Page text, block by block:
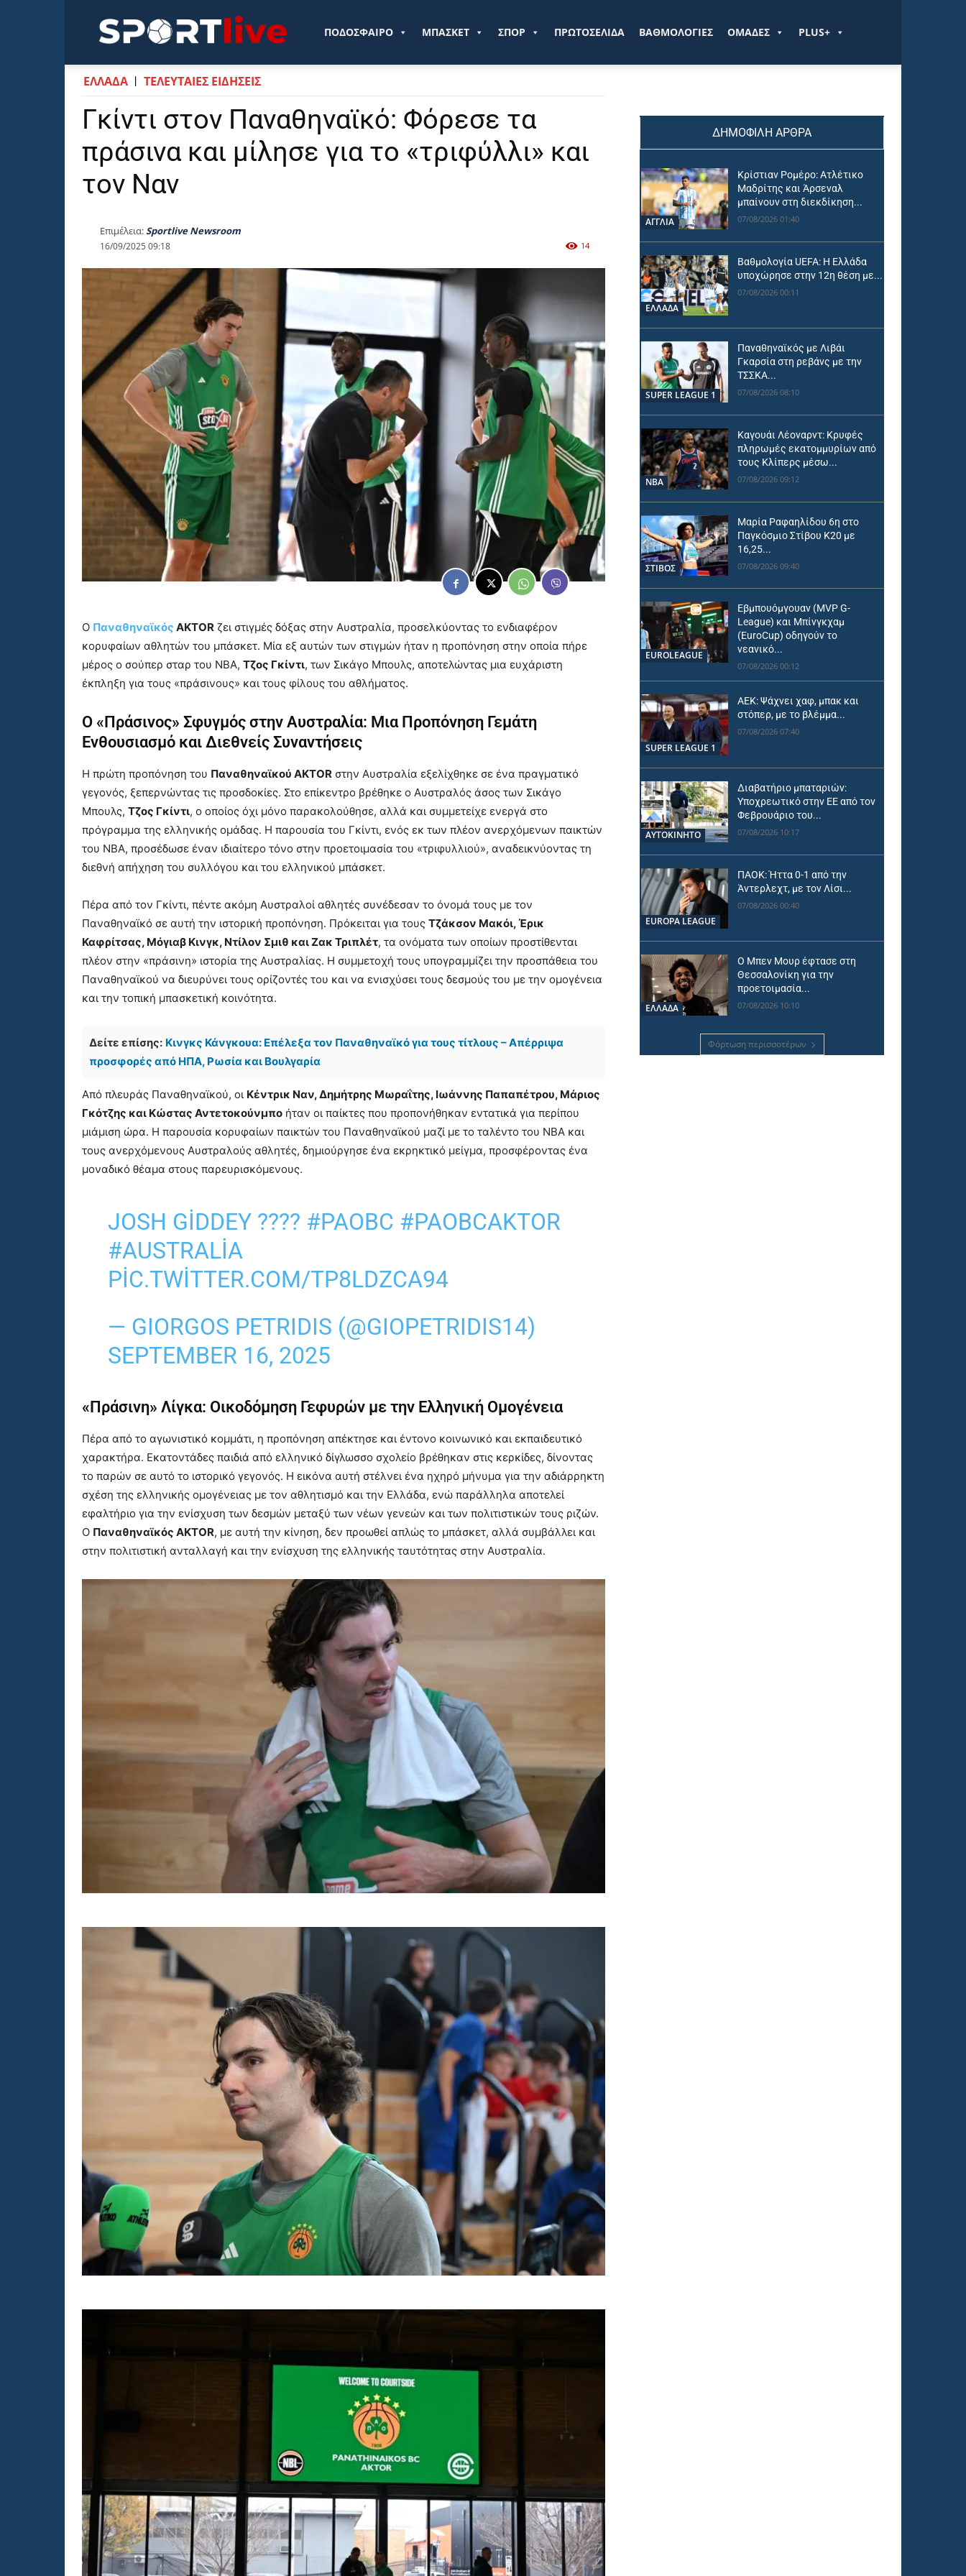
Sportlive.grΠΟΔΟΣΦΑΙΡΟ ΜΠΑΣΚΕΤ ΣΠΟΡ ΠΡΩΤΟΣΕΛΙΔΑ ΒΑΘΜΟΛΟΓΙΕΣ ΟΜΑΔΕΣ PLUS+
ΕΛΛΑΔΑ ΤΕΛΕΥΤΑΙΕΣ ΕΙΔΗΣΕΙΣ
Γκίντι στον Παναθηναϊκό: Φόρεσε τα
πράσινα και μίλησε για το «τριφύλλι» και
τον Ναν
Επιμέλεια:Sportlive Newsroom
16/09/2025 09:18 14
Ο Παναθηναϊκός AKTOR ζει στιγμές δόξας στην Αυστραλία, προσελκύοντας το ενδιαφέρον
κορυφαίων αθλητών του μπάσκετ. Μία εξ αυτών των στιγμών ήταν η προπόνηση στην οποία πήρε
μέρος ο σούπερ σταρ του NBA, Τζος Γκίντι, των Σικάγο Μπουλς, αποτελώντας μια ευχάριστη
έκπληξη για τους «πράσινους» και τους φίλους του αθλήματος.
Ο «Πράσινος» Σφυγμός στην Αυστραλία: Μια Προπόνηση Γεμάτη
Ενθουσιασμό και Διεθνείς Συναντήσεις
Η πρώτη προπόνηση του Παναθηναϊκού AKTOR στην Αυστραλία εξελίχθηκε σε ένα πραγματικό
γεγονός, ξεπερνώντας τις προσδοκίες. Στο επίκεντρο βρέθηκε ο Αυστραλός άσος των Σικάγο
Μπουλς, Τζος Γκίντι, ο οποίος όχι μόνο παρακολούθησε, αλλά και συμμετείχε ενεργά στο
πρόγραμμα της ελληνικής ομάδας. Η παρουσία του Γκίντι, ενός εκ των πλέον ανερχόμενων παικτών
του NBA, προσέδωσε έναν ιδιαίτερο τόνο στην προετοιμασία του «τριφυλλιού», αναδεικνύοντας τη
διεθνή απήχηση του συλλόγου και του ελληνικού μπάσκετ.
Πέρα από τον Γκίντι, πέντε ακόμη Αυστραλοί αθλητές συνέδεσαν το όνομά τους με τον
Παναθηναϊκό σε αυτή την ιστορική προπόνηση. Πρόκειται για τους Τζάκσον Μακόι, Έρικ
Καφρίτσας, Μόγιαβ Κινγκ, Ντίλον Σμιθ και Ζακ Τριπλέτ, τα ονόματα των οποίων προστίθενται
πλέον στην «πράσινη» ιστορία της Αυστραλίας. Η συμμετοχή τους υπογραμμίζει την προσπάθεια του
Παναθηναϊκού να διευρύνει τους ορίζοντές του και να ενισχύσει τους δεσμούς του με την ομογένεια
και την τοπική μπασκετική κοινότητα.
Δείτε επίσης: Κινγκς Κάνγκουα: Επέλεξα τον Παναθηναϊκό για τους τίτλους – Απέρριψα
προσφορές από ΗΠΑ, Ρωσία και Βουλγαρία
Από πλευράς Παναθηναϊκού, οι Κέντρικ Ναν, Δημήτρης Μωραΐτης, Ιωάννης Παπαπέτρου, Μάριος
Γκότζης και Κώστας Αντετοκούνμπο ήταν οι παίκτες που προπονήθηκαν εντατικά για περίπου
μιάμιση ώρα. Η παρουσία κορυφαίων παικτών του Παναθηναϊκού μαζί με το ταλέντο του NBA και
τους ανερχόμενους Αυστραλούς αθλητές, δημιούργησε ένα εκρηκτικό μείγμα, προσφέροντας ένα
μοναδικό θέαμα στους παρευρισκόμενους.
JOSH GIDDEY ???? #PAOBC #PAOBCAKTOR
#AUSTRALIA
PIC.TWITTER.COM/TP8LDZCA94
— GIORGOS PETRIDIS (@GIOPETRIDIS14)
SEPTEMBER 16, 2025
«Πράσινη» Λίγκα: Οικοδόμηση Γεφυρών με την Ελληνική Ομογένεια
Πέρα από το αγωνιστικό κομμάτι, η προπόνηση απέκτησε και έντονο κοινωνικό και εκπαιδευτικό
χαρακτήρα. Εκατοντάδες παιδιά από ελληνικό δίγλωσσο σχολείο βρέθηκαν στις κερκίδες, δίνοντας
το παρών σε αυτό το ιστορικό γεγονός. Η εικόνα αυτή στέλνει ένα ηχηρό μήνυμα για την αδιάρρηκτη
σχέση της ελληνικής ομογένειας με τον αθλητισμό και την Ελλάδα, ενώ παράλληλα αποτελεί
εφαλτήριο για την ενίσχυση των δεσμών μεταξύ των νέων γενεών και των πολιτιστικών τους ριζών.
Ο Παναθηναϊκός AKTOR, με αυτή την κίνηση, δεν προωθεί απλώς το μπάσκετ, αλλά συμβάλλει και
στην πολιτιστική ανταλλαγή και την ενίσχυση της ελληνικής ταυτότητας στην Αυστραλία.
ΔΗΜΟΦΙΛΗ ΑΡΘΡΑ
ΑΓΓΛΙΑ
Κρίστιαν Ρομέρο: Ατλέτικο
Μαδρίτης και Άρσεναλ
μπαίνουν στη διεκδίκηση...
07/08/2026 01:40
ΕΛΛΑΔΑ
Βαθμολογία UEFA: Η Ελλάδα
υποχώρησε στην 12η θέση με...
07/08/2026 00:11
SUPER LEAGUE 1
Παναθηναϊκός με Λιβάι
Γκαρσία στη ρεβάνς με την
ΤΣΣΚΑ...
07/08/2026 08:10
NBA
Καγουάι Λέοναρντ: Κρυφές
πληρωμές εκατομμυρίων από
τους Κλίπερς μέσω...
07/08/2026 09:12
ΣΤΙΒΟΣ
Μαρία Ραφαηλίδου 6η στο
Παγκόσμιο Στίβου Κ20 με
16,25...
07/08/2026 09:40
EUROLEAGUE
Εβμπουόμγουαν (MVP G-
League) και Μπίνγκχαμ
(EuroCup) οδηγούν το
νεανικό...
07/08/2026 00:12
SUPER LEAGUE 1
ΑΕΚ: Ψάχνει χαφ, μπακ και
στόπερ, με το βλέμμα...
07/08/2026 07:40
ΑΥΤΟΚΙΝΗΤΟ
Διαβατήριο μπαταριών:
Υποχρεωτικό στην ΕΕ από τον
Φεβρουάριο του...
07/08/2026 10:17
EUROPA LEAGUE
ΠΑΟΚ: Ήττα 0-1 από την
Άντερλεχτ, με τον Λίσι...
07/08/2026 00:40
ΕΛΛΑΔΑ
Ο Μπεν Μουρ έφτασε στη
Θεσσαλονίκη για την
προετοιμασία...
07/08/2026 10:10
Φόρτωση περισσοτέρων